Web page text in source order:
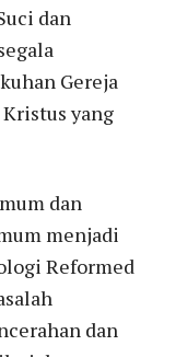
dan
Gereja
yang
dan
menjadi
Reformed
dan